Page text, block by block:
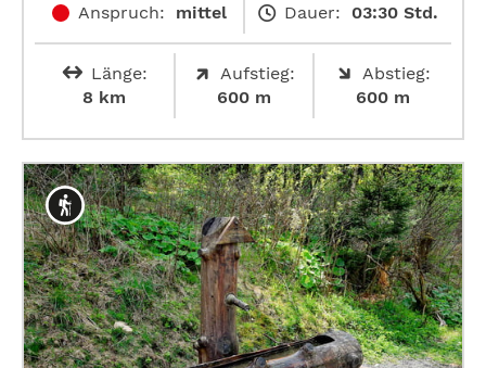
Anspruch: mittel Dauer: 03:30 Std.
Länge:
8 km
Aufstieg:
600 m
Abstieg:
600 m